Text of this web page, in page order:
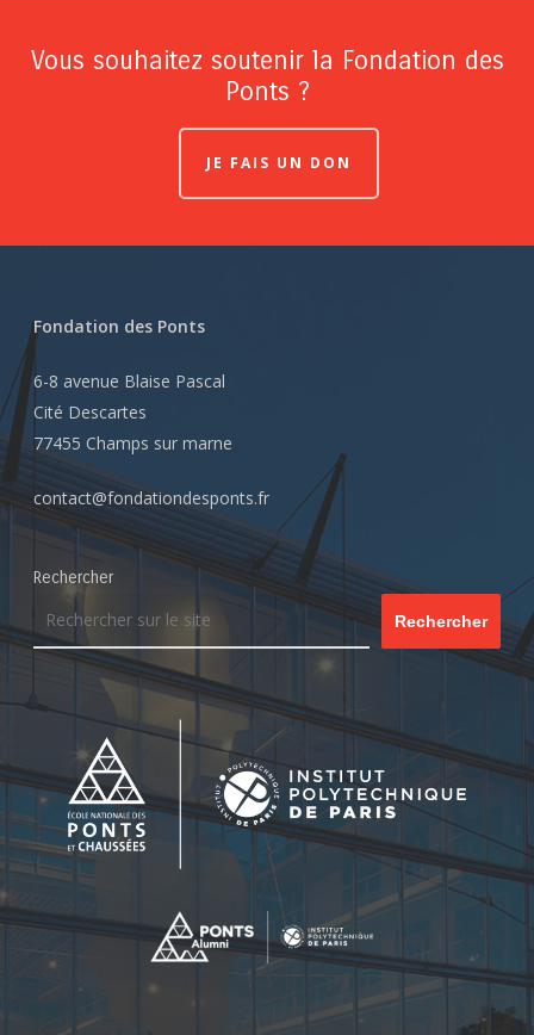
Vous souhaitez soutenir la Fondation des
Ponts ?
JE FAIS UN DON
Fondation des Ponts
6-8 avenue Blaise Pascal
Cité Descartes
77455 Champs sur marne
contact@fondationdesponts.fr
Rechercher
Rechercher